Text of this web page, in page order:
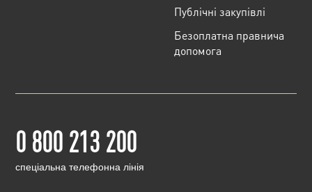
Публічні закупівлі
Безоплатна правнича
допомога
0 800 213 200
cпеціальна телефонна лінія